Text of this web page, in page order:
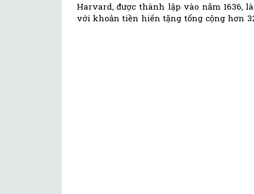
Harvard, được thành lập vào năm 1636,
với khoản tiền hiến tặng tổng cộng hơn